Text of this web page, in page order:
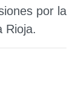
por la
Rioja.